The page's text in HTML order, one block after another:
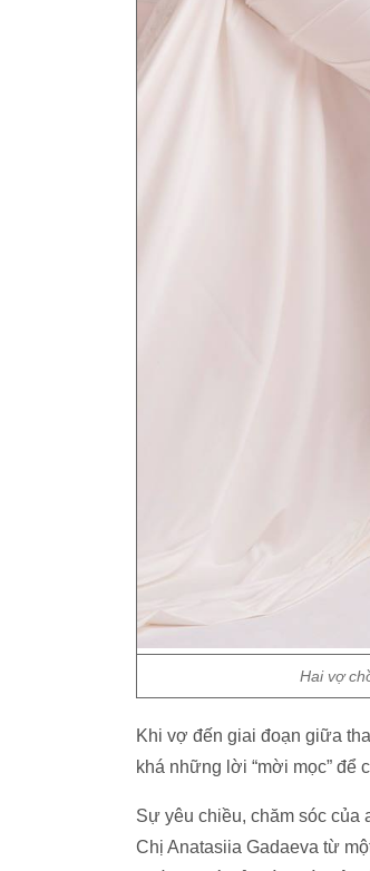
Hai vợ
Khi vợ đến giai đoạn giữa
khá những lời “mời mọc” để
Sự yêu chiều, chăm sóc của
Chị Anatasiia Gadaeva từ